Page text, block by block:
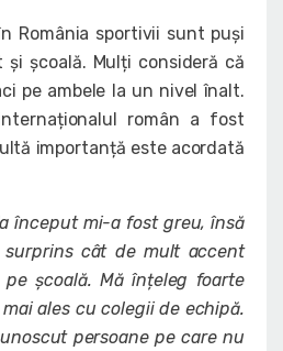
România sportivii sunt puși
școală. Mulți consideră că
pe ambele la un nivel înalt.
român a fost
importanță este acordată
început mi-a fost greu, însă
cât de mult accent
școală. Mă înțeleg foarte
ales cu colegii de echipă.
persoane pe care nu